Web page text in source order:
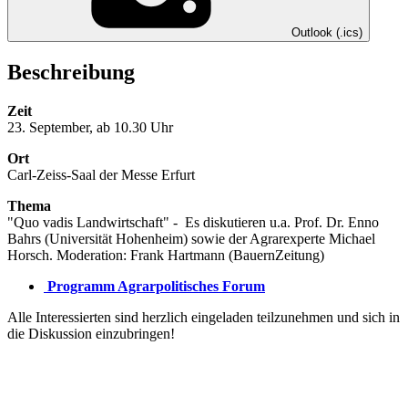
Outlook (.ics)
Beschreibung
Zeit
23. September, ab 10.30 Uhr
Ort
Carl-Zeiss-Saal der Messe Erfurt
Thema
"Quo vadis Landwirtschaft" - Es diskutieren u.a. Prof. Dr. Enno
Bahrs (Universität Hohenheim) sowie der Agrarexperte Michael
Horsch. Moderation: Frank Hartmann (BauernZeitung)
Programm Agrarpolitisches Forum
Alle Interessierten sind herzlich eingeladen teilzunehmen und sich in
die Diskussion einzubringen!